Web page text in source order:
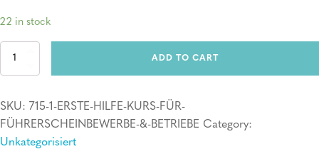
22 in stock
Erste
ADD TO CART
SKU: 715-1-ERSTE-HILFE-KURS-FÜR-
FÜHRERSCHEINBEWERBE-&-BETRIEBE Category:
Unkategorisiert